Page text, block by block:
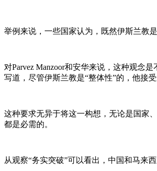
举例来说，一些国家认为，既然伊斯兰教
对Parvez Manzoor和安华来说，这种观念
写道，尽管伊斯兰教是“整体性”的，他接
这种要求无异于将这一构想，无论是国家
都是必需的。
从观察“务实突破”可以看出，中国和马来